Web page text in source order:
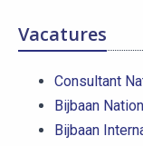
Vacatures
Consultant
Bijbaan
Bijbaan